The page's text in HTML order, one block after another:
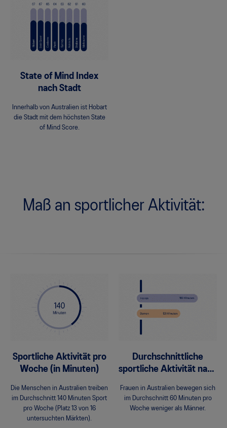
State of Mind Index
nach Stadt
Innerhalb von Australien ist Hobart
die Stadt mit dem höchsten State
of Mind Score.
Maß an sportlicher Aktivität:
Sportliche Aktivität pro
Woche (in Minuten)
Die Menschen in Australien treiben
im Durchschnitt 140 Minuten Sport
pro Woche (Platz 13 von 16
untersuchten Märkten).
Durchschnittliche
sportliche Aktivität nach
Frauen in Australien bewegen sich
im Durchschnitt 60 Minuten pro
Woche weniger als Männer.